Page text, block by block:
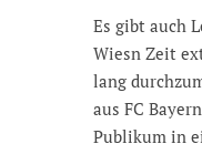
Es gibt auch
Wiesn Zeit
lang
aus FC
Publikum in